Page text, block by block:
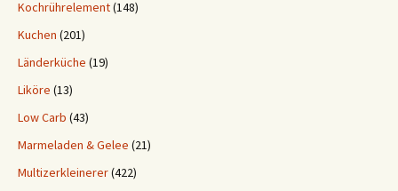
Kochrührelement(148)
Kuchen (201)
Länderküche (19)
Liköre (13)
Low Carb (43)
Marmeladen & Gelee (21)
Multizerkleinerer(422)